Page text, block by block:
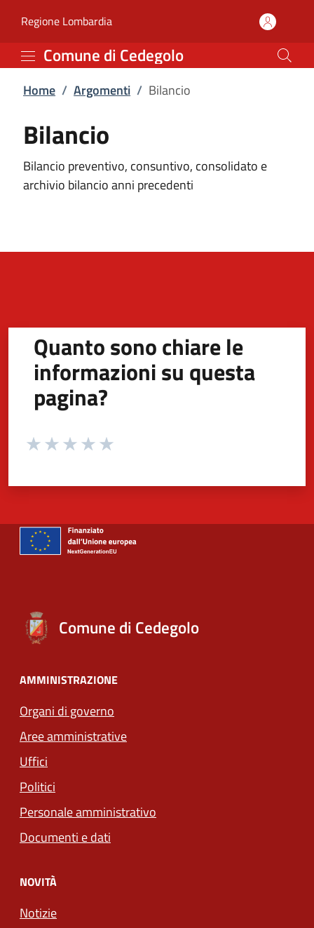
Bilancio | Comune di
Regione Lombardia(apre in un'altra scheda).
Comune di Cedegolo
Home / Argomenti / Bilancio
Bilancio
Bilancio preventivo, consuntivo, consolidato e
archivio bilancio anni precedenti
Quanto sono chiare le
informazioni su questa
pagina?
Valuta da 1 a 5 stelle la pagina
Comune di Cedegolo
AMMINISTRAZIONE
Organi di governo
Aree amministrative
Uffici
Politici
Personale amministrativo
Documenti e dati
NOVITÀ
Notizie